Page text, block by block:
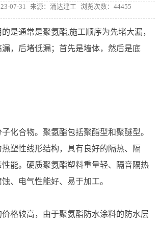
07-31 来源：涌达建工 浏览次数：44455
是通常是聚氨酯,施工顺序为先堵大漏，
，后堵低漏；首先是墙体，然后是底
化合物。聚氨酯包括聚酯型和聚醚型。
塑性线形结构，具有良好的隔热、隔
能。硬质聚氨酯塑料重量轻、隔音隔热
、电气性能好、易于加工。
格较高，由于聚氨酯防水涂料的防水层